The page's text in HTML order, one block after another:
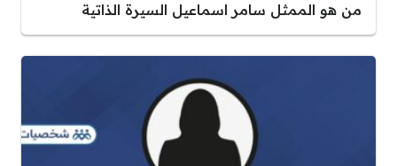
من هو الممثل سامر اسماعيل السيرة الذاتية